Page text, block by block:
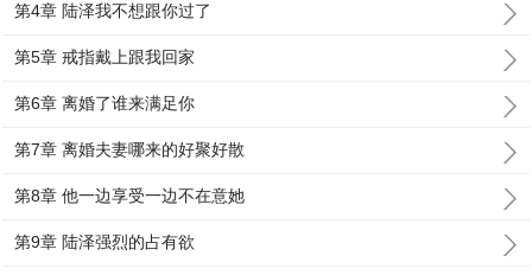
第4章 陆泽我不想跟你过了
第5章 戒指戴上跟我回家
第6章 离婚了谁来满足你
第7章 离婚夫妻哪来的好聚好散
第8章 他一边享受一边不在意她
第9章 陆泽强烈的占有欲